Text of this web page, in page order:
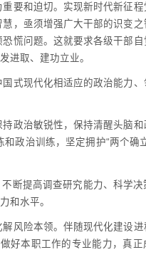
要和迫切。实现新时代新征程
，亟须增强广大干部的识变之
慌问题。这就要求各级干部自
进取、建功立业。
式现代化相适应的政治能力、
政治敏锐性，保持清醒头脑和
政治训练，坚定拥护“两个确
断提高调查研究能力、科学决
和水平。
风险本领。伴随现代化建设进
好本职工作的专业能力，真正